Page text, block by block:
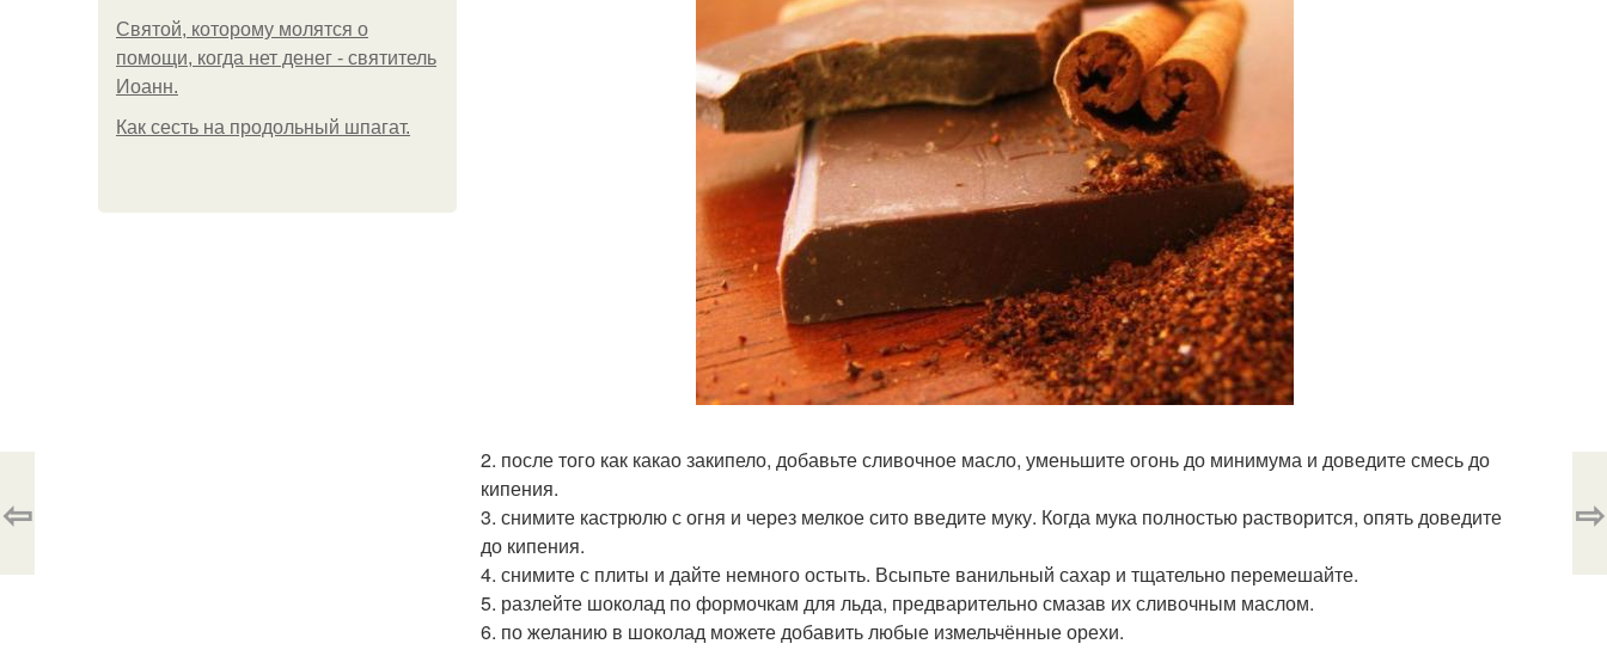
Святой, которому молятся о
помощи, когда нет денег - святитель
Иоанн.
Как сесть на продольный шпагат.
2. после того как какао закипело, добавьте сливочное масло, уменьшите огонь до минимума и доведите смесь до
кипения.
3. снимите кастрюлю с огня и через мелкое сито введите муку. Когда мука полностью растворится, опять доведите
до кипения.
4. снимите с плиты и дайте немного остыть. Всыпьте ванильный сахар и тщательно перемешайте.
5. разлейте шоколад по формочкам для льда, предварительно смазав их сливочным маслом.
6. по желанию в шоколад можете добавить любые измельчённые орехи.
⇦ ⇨